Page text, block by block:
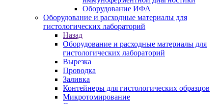
Оборудование ИФА
Оборудование и расходные материалы для
гистологических лабораторий
Назад
Оборудование и расходные материалы для
гистологических лабораторий
Вырезка
Проводка
Заливка
Контейнеры для гистологических образцов
Микротомирование